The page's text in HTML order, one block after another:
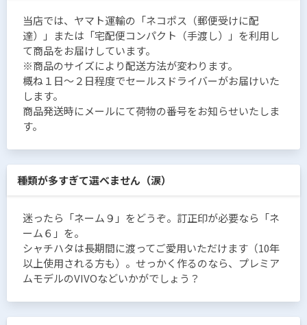
当店では、ヤマト運輸の「ネコポス（郵便受けに配
達）」または「宅配便コンパクト（手渡し）」を利用し
て商品をお届けしています。
※商品のサイズにより配送方法が変わります。
概ね１日〜２日程度でセールスドライバーがお届けいた
します。
商品発送時にメールにて荷物の番号をお知らせいたしま
す。
種類が多すぎて選べません（涙）
迷ったら「ネーム９」をどうぞ。訂正印が必要なら「ネ
ーム６」を。
シャチハタは長期間に渡ってご愛用いただけます（10年
以上使用される方も）。せっかく作るのなら、プレミア
ムモデルのVIVOなどいかがでしょう？